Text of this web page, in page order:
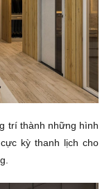
trí thành những hình
kỳ thanh lịch cho